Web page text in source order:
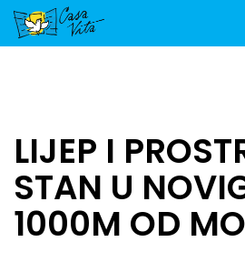
LIJEP I
STAN U
1000M OD